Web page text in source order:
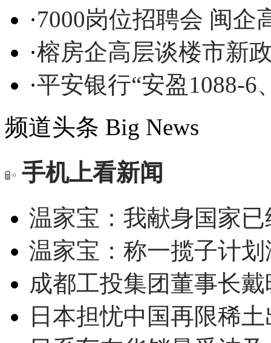
·7000岗位招聘会 闽企
·榕房企高层谈楼市新
·平安银行“安盈1088-6
频道头条 Big News
手机上看新闻
温家宝：我献身国家
温家宝：称一揽子计
成都工投集团董事长
日本担忧中国再限稀